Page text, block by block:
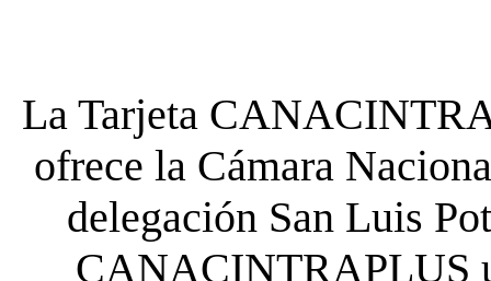
La Tarjeta
ofrece la Cámara
delegación San Luis
CANACINTRAPLUS